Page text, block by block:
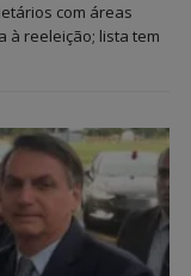
com áreas
à reeleição; lista tem